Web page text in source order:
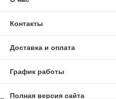
Контакты
Доставка и оплата
График работы
Полная версия сайта